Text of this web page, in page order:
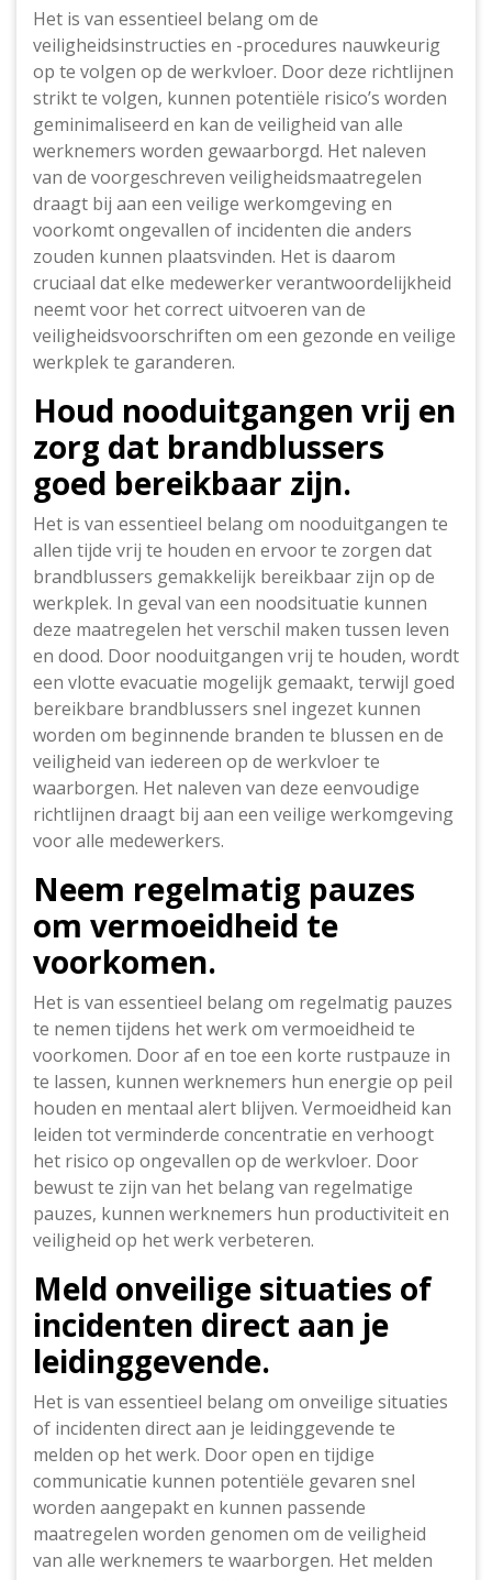
Het is van essentieel belang om de
veiligheidsinstructies en -procedures nauwkeurig
op te volgen op de werkvloer. Door deze richtlijnen
strikt te volgen, kunnen potentiële risico’s worden
geminimaliseerd en kan de veiligheid van alle
werknemers worden gewaarborgd. Het naleven
van de voorgeschreven veiligheidsmaatregelen
draagt bij aan een veilige werkomgeving en
voorkomt ongevallen of incidenten die anders
zouden kunnen plaatsvinden. Het is daarom
cruciaal dat elke medewerker verantwoordelijkheid
neemt voor het correct uitvoeren van de
veiligheidsvoorschriften om een gezonde en veilige
werkplek te garanderen.
Houd nooduitgangen vrij en
zorg dat brandblussers
goed bereikbaar zijn.
Het is van essentieel belang om nooduitgangen te
allen tijde vrij te houden en ervoor te zorgen dat
brandblussers gemakkelijk bereikbaar zijn op de
werkplek. In geval van een noodsituatie kunnen
deze maatregelen het verschil maken tussen leven
en dood. Door nooduitgangen vrij te houden, wordt
een vlotte evacuatie mogelijk gemaakt, terwijl goed
bereikbare brandblussers snel ingezet kunnen
worden om beginnende branden te blussen en de
veiligheid van iedereen op de werkvloer te
waarborgen. Het naleven van deze eenvoudige
richtlijnen draagt bij aan een veilige werkomgeving
voor alle medewerkers.
Neem regelmatig pauzes
om vermoeidheid te
voorkomen.
Het is van essentieel belang om regelmatig pauzes
te nemen tijdens het werk om vermoeidheid te
voorkomen. Door af en toe een korte rustpauze in
te lassen, kunnen werknemers hun energie op peil
houden en mentaal alert blijven. Vermoeidheid kan
leiden tot verminderde concentratie en verhoogt
het risico op ongevallen op de werkvloer. Door
bewust te zijn van het belang van regelmatige
pauzes, kunnen werknemers hun productiviteit en
veiligheid op het werk verbeteren.
Meld onveilige situaties of
incidenten direct aan je
leidinggevende.
Het is van essentieel belang om onveilige situaties
of incidenten direct aan je leidinggevende te
melden op het werk. Door open en tijdige
communicatie kunnen potentiële gevaren snel
worden aangepakt en kunnen passende
maatregelen worden genomen om de veiligheid
van alle werknemers te waarborgen. Het melden